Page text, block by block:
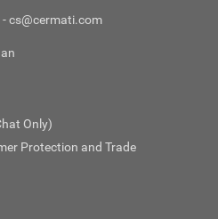
cs@cermati.com
Only)
Protection and Trade